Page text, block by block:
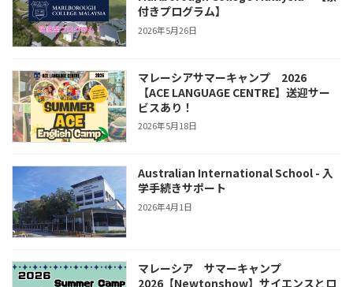
付きプログラム】
2026年5月26日
マレーシアサマーキャンプ 2026
【ACE LANGUAGE CENTRE】送迎サー
ビスあり！
2026年5月18日
Australian International School - 入
学手続きサポート
2026年4月1日
マレーシア サマーキャンプ
2026【Newtonshow】サイエンスとロ